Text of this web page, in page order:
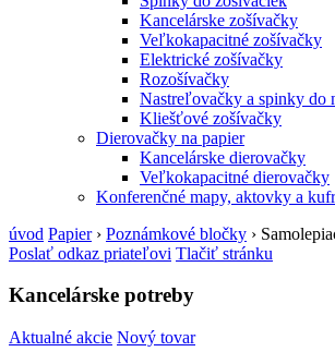
Kancelárske zošívačky
Veľkokapacitné zošívačky
Elektrické zošívačky
Rozošívačky
Nastreľovačky a spinky do
Kliešťové zošívačky
Dierovačky na papier
Kancelárske dierovačky
Veľkokapacitné dierovačky
Konferenčné mapy, aktovky a
úvod Papier› Poznámkové bločky ›
Poslať odkaz priateľovi Tlačiť stránku
Kancelárske potreby
Aktualné akcie Nový tovar